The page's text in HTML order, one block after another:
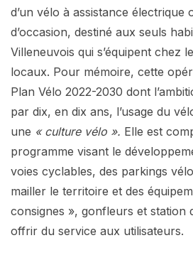
d’un vélo à assistance électrique
d’occasion, destiné aux seuls
Villeneuvois qui s’équipent chez
locaux. Pour mémoire, cette
Plan Vélo 2022-2030 dont
par dix, en dix ans, l’usage du
une « culture vélo ». Elle est
programme visant le
voies cyclables, des parkings
mailler le territoire et des
consignes », gonfleurs et station
offrir du service aux utilisateurs.